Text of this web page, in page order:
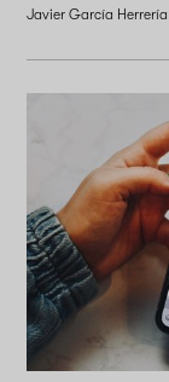
Javier García Herrería